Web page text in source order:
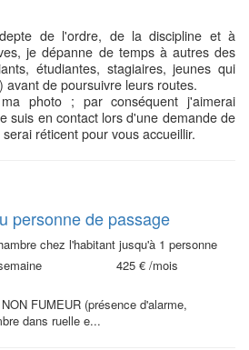
de l'ordre, de la discipline et à
je dépanne de temps à autres des
étudiantes, stagiaires, jeunes qui
avant de poursuivre leurs routes.
photo ; par conséquent j'aimerai
suis en contact lors d'une demande de
réticent pour vous accueillir.
personne de passage
chez l'habitant jusqu'à 1 personne
425 € /mois
FUMEUR (présence d'alarme,
dans ruelle e...